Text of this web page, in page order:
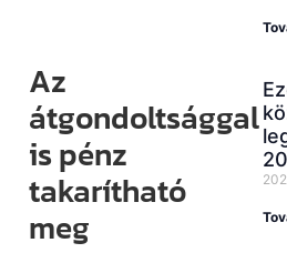
Az
átgondoltsággal
is pénz
takarítható
meg